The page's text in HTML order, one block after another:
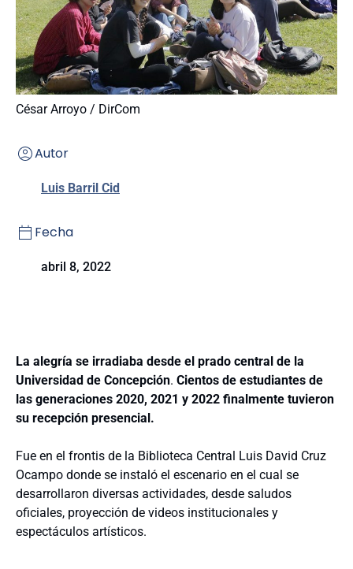
César Arroyo / DirCom
Autor
Luis Barril Cid
Fecha
abril 8, 2022
La alegría se irradiaba desde el prado central de la
Universidad de Concepción. Cientos de estudiantes de
las generaciones 2020, 2021 y 2022 finalmente tuvieron
su recepción presencial.
Fue en el frontis de la Biblioteca Central Luis David Cruz
Ocampo donde se instaló el escenario en el cual se
desarrollaron diversas actividades, desde saludos
oficiales, proyección de videos institucionales y
espectáculos artísticos.